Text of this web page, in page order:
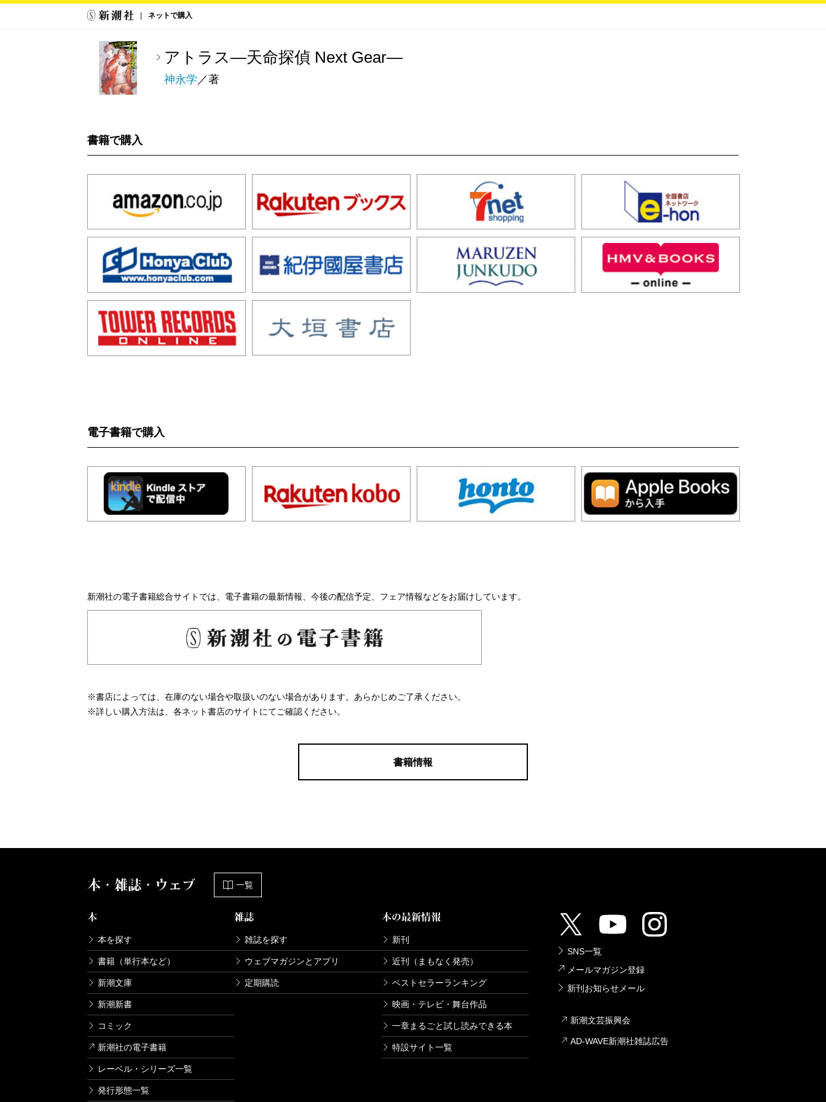
ネットで購入
アトラス―天命探偵 Next Gear―
神永学 ／著
書籍で購入
電子書籍で購入
新潮社の電子書籍総合サイトでは、電子書籍の最新情報、今後の配信予定、フェア情報などをお届けしています。
※書店によっては、在庫のない場合や取扱いのない場合があります。あらかじめご了承ください。
※詳しい購入方法は、各ネット書店のサイトにてご確認ください。
書籍情報
本・雑誌・ウェブ 一覧
本
本を探す
書籍（単行本など）
新潮文庫
新潮新書
コミック
新潮社の電子書籍
レーベル・シリーズ一覧
発行形態一覧
雑誌
雑誌を探す
ウェブマガジンとアプリ
定期購読
本の最新情報
新刊
近刊（まもなく発売）
ベストセラーランキング
映画・テレビ・舞台作品
一章まるごと試し読みできる本
特設サイト一覧
SNS一覧
メールマガジン登録
新刊お知らせメール
新潮文芸振興会
AD-WAVE新潮社雑誌広告